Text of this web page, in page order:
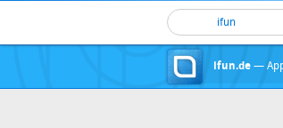
ifun
ifun.de —